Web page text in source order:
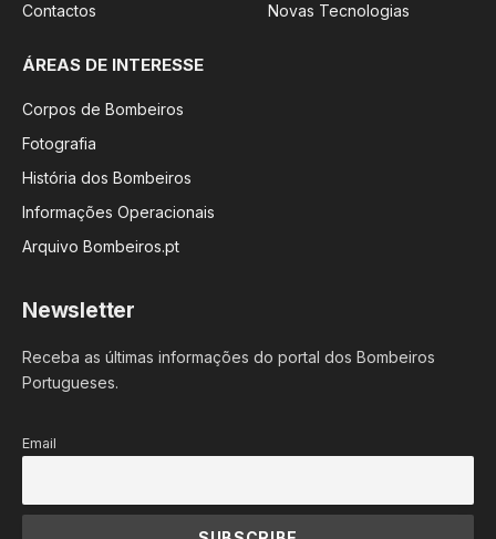
Contactos
Novas Tecnologias
ÁREAS DE INTERESSE
Corpos de Bombeiros
Fotografia
História dos Bombeiros
Informações Operacionais
Arquivo Bombeiros.pt
Newsletter
Receba as últimas informações do portal dos Bombeiros
Portugueses.
Email